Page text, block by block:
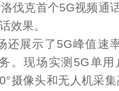
伐克首个5G视频通
效果。
还展示了5G峰值速
。现场实测5G单
摄像头和无人机采